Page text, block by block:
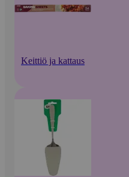
Keittiö ja kattaus